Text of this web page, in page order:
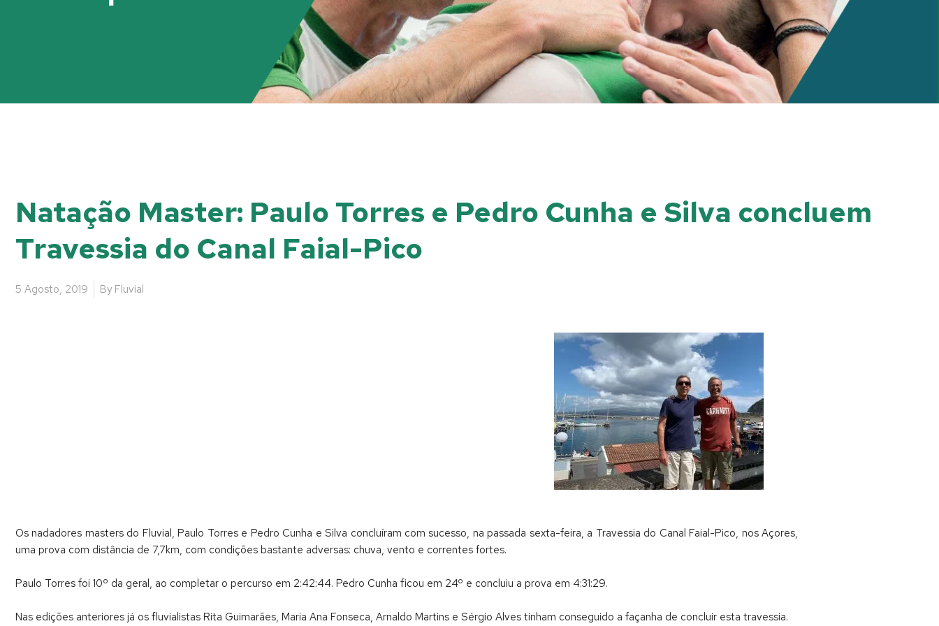
Natação Master: Paulo Torres e Pedro Cunha e Silva concluem
Travessia do Canal Faial-Pico
5 Agosto, 2019 By Fluvial
Os nadadores masters do Fluvial, Paulo Torres e Pedro Cunha e Silva concluíram com sucesso, na passada sexta-feira, a Travessia do Canal Faial-Pico, nos Açores,
uma prova com distância de 7,7km, com condições bastante adversas: chuva, vento e correntes fortes.
Paulo Torres foi 10º da geral, ao completar o percurso em 2:42:44. Pedro Cunha ficou em 24º e concluiu a prova em 4:31:29.
Nas edições anteriores já os fluvialistas Rita Guimarães, Maria Ana Fonseca, Arnaldo Martins e Sérgio Alves tinham conseguido a façanha de concluir esta travessia.